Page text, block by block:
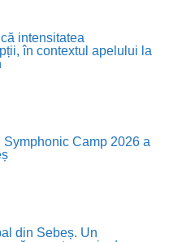
intensitatea
în contextul apelului la
Camp 2026 a
din Sebeș. Un